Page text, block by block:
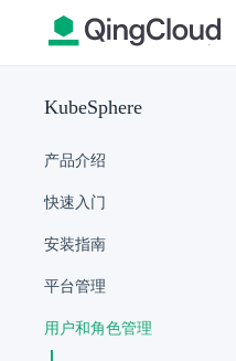
KubeSphere
产品介绍
快速入门
安装指南
平台管理
用户和角色管理